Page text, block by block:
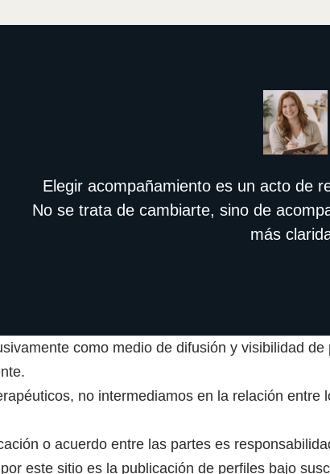
Elegir acompañamiento es un acto de
No se trata de cambiarte, sino de
más
como medio de difusión y visibilidad
no intermediamos en la relación
o acuerdo entre las partes es
este sitio es la publicación de perfiles bajo